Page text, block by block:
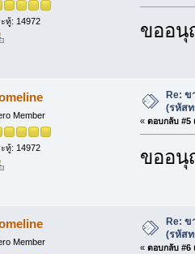
ทู้: 14972 ขออนุ
Member
ทู้: 14972
Re: ข
(รหัส
« ตอบกลับ #5
ขออนุ
Member
Re: ข
(รหัส
« ตอบกลับ #6